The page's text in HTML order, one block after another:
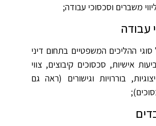
משברים וסכסוכי עבודה;
עבודה
ההליכים המשפטיים בתחום דיני
אישיות, סכסוכים קיבוצים, צווי
בוררויות וגישורים (ראה גם